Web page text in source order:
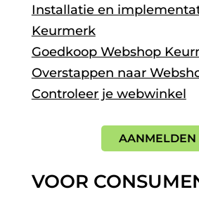
Installatie en
Keurmerk
Goedkoop Webshop
Overstappen naar
Controleer je webwinkel
AANMELDEN
VOOR